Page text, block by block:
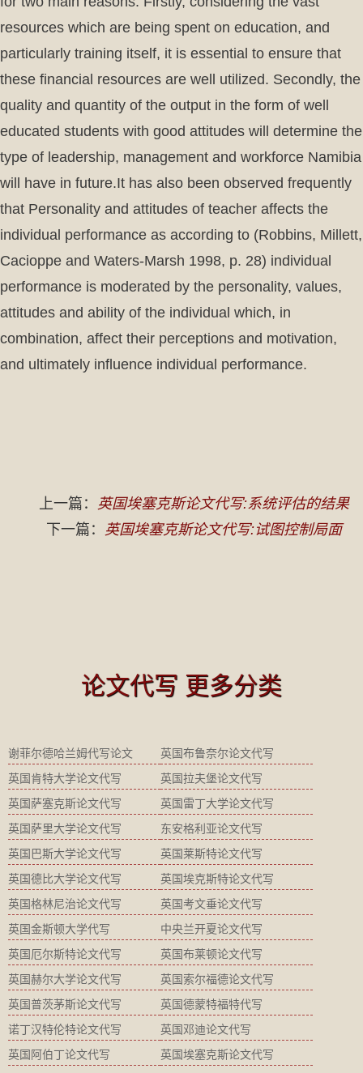
resources which are being spent on education, and
particularly training itself, it is essential to ensure that
these financial resources are well utilized. Secondly, the
quality and quantity of the output in the form of well
educated students with good attitudes will determine the
type of leadership, management and workforce Namibia
will have in future.It has also been observed frequently
that Personality and attitudes of teacher affects the
individual performance as according to (Robbins, Millett,
Cacioppe and Waters-Marsh 1998, p. 28) individual
performance is moderated by the personality, values,
attitudes and ability of the individual which, in
combination, affect their perceptions and motivation,
and ultimately influence individual performance.
上一篇：
英国埃塞克斯论文代写:系统评估的结果
下一篇：
英国埃塞克斯论文代写:试图控制局面
论文代写 更多分类
谢菲尔德哈兰姆代写论文 英国布鲁奈尔论文代写
英国肯特大学论文代写 英国拉夫堡论文代写
英国萨塞克斯论文代写 英国雷丁大学论文代写
英国萨里大学论文代写 东安格利亚论文代写
英国巴斯大学论文代写 英国莱斯特论文代写
英国德比大学论文代写 英国埃克斯特论文代写
英国格林尼治论文代写 英国考文垂论文代写
英国金斯顿大学代写 中央兰开夏论文代写
英国厄尔斯特论文代写 英国布莱顿论文代写
英国赫尔大学论文代写 英国索尔福德论文代写
英国普茨茅斯论文代写 英国德蒙特福特代写
诺丁汉特伦特论文代写 英国邓迪论文代写
英国阿伯丁论文代写 英国埃塞克斯论文代写